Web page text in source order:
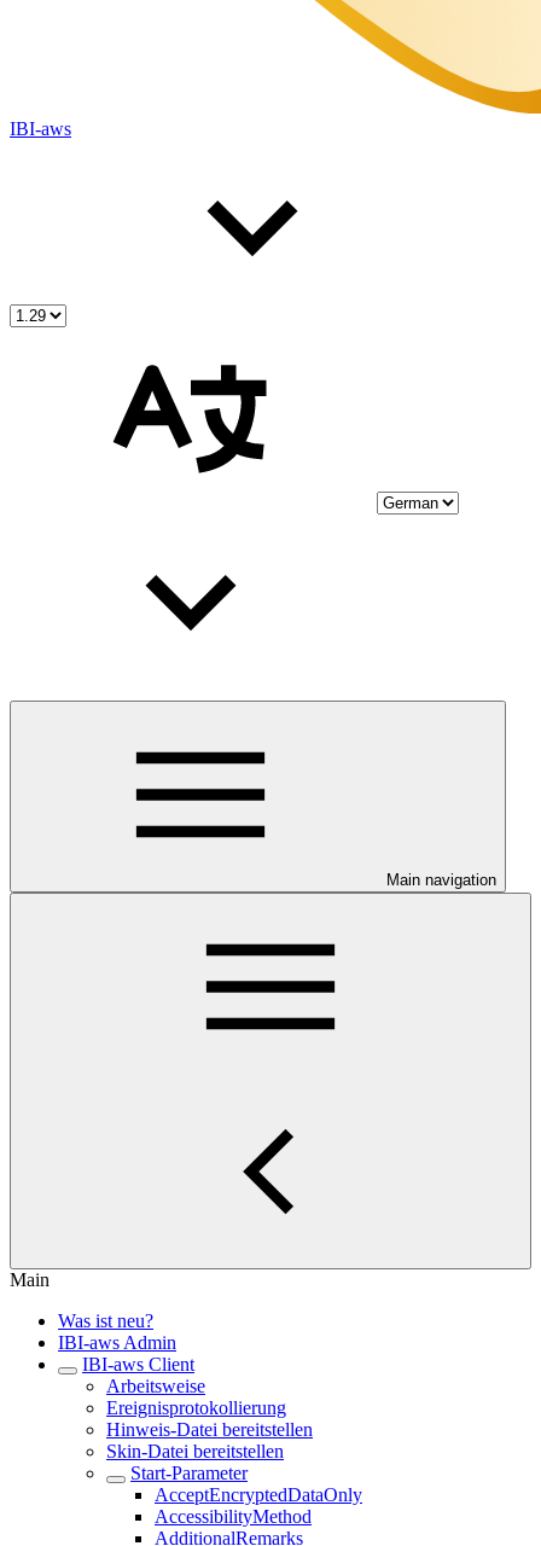
IBI-aws
Main navigation
Main
Was ist neu?
IBI-aws Admin
IBI-aws Client
Arbeitsweise
Ereignisprotokollierung
Hinweis-Datei bereitstellen
Skin-Datei bereitstellen
Start-Parameter
AcceptEncryptedDataOnly
AccessibilityMethod
AdditionalRemarks